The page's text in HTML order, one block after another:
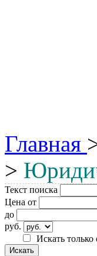
Главная
>
Текст поиска
Цена от
до
руб.
Искать только